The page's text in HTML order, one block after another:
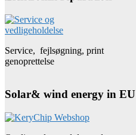
Service, fejlsøgning, print
genoprettelse
Solar& wind energy in EU